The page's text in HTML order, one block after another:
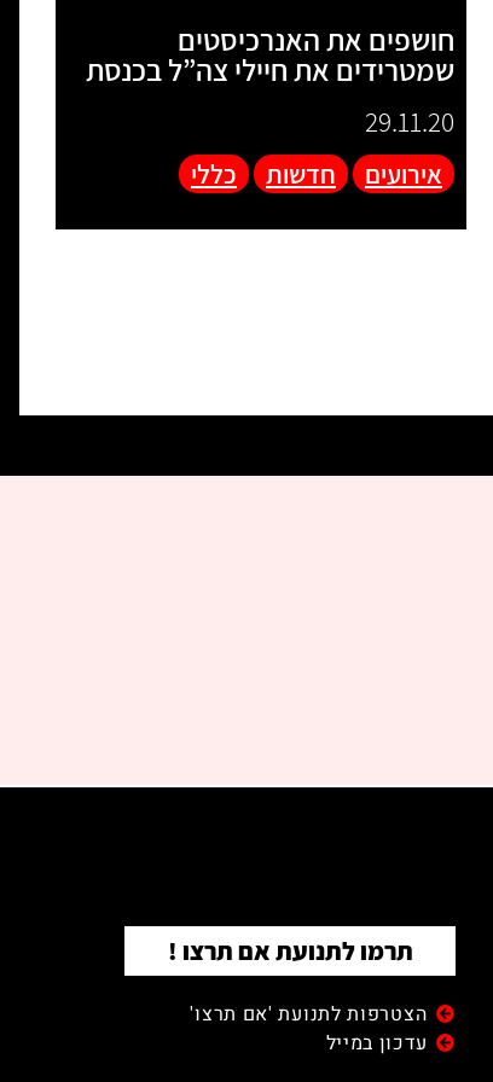
חושפים את האנרכיסטים
שמטרידים את חיילי צה”ל בכנסת
29.11.20
אירועים חדשות כללי
תרמו לתנועת אם תרצו !
הצטרפות לתנועת 'אם תרצו'
עדכון במייל